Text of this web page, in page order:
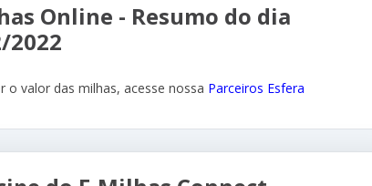
Online - Resumo do dia
2022
o valor das milhas, acesse nossa Parceiros Esfera